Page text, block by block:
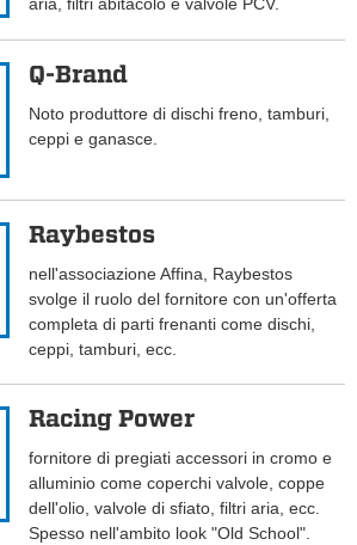
Q-Brand
Noto produttore di dischi freno, tamburi,
ceppi e ganasce.
Raybestos
nell'associazione Affina, Raybestos
svolge il ruolo del fornitore con un'offerta
completa di parti frenanti come dischi,
ceppi, tamburi, ecc.
Racing Power
fornitore di pregiati accessori in cromo e
alluminio come coperchi valvole, coppe
dell'olio, valvole di sfiato, filtri aria, ecc.
Spesso nell'ambito look "Old School".